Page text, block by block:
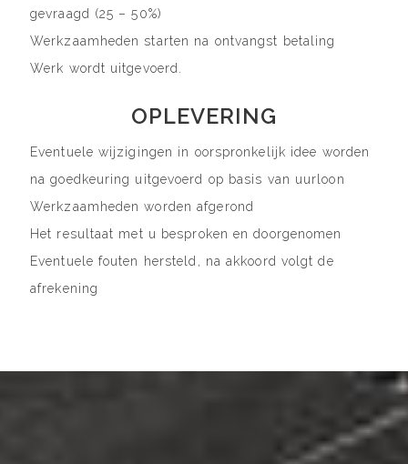
gevraagd (25 – 50%)
Werkzaamheden starten na ontvangst betaling
Werk wordt uitgevoerd.
OPLEVERING
Eventuele wijzigingen in oorspronkelijk idee worden
na goedkeuring uitgevoerd op basis van uurloon
Werkzaamheden worden afgerond
Het resultaat met u besproken en doorgenomen
Eventuele fouten hersteld, na akkoord volgt de
afrekening